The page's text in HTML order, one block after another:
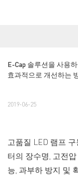
E-Cap 솔루션을 사용
효과적으로 개선하는
2019-06-25
고품질 LED 램프
터의 장수명, 고전
능, 과부하 방지 및